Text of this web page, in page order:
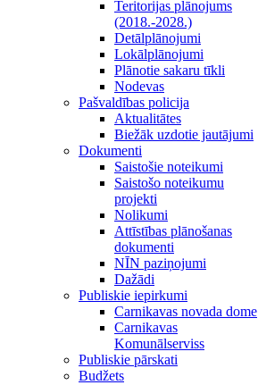
Teritorijas plānojums
(2018.-2028.)
Detālplānojumi
Lokālplānojumi
Plānotie sakaru tīkli
Nodevas
Pašvaldības policija
Aktualitātes
Biežāk uzdotie jautājumi
Dokumenti
Saistošie noteikumi
Saistošo noteikumu
projekti
Nolikumi
Attīstības plānošanas
dokumenti
NĪN paziņojumi
Dažādi
Publiskie iepirkumi
Carnikavas novada dome
Carnikavas
Komunālserviss
Publiskie pārskati
Budžets